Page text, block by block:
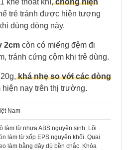
trẻ tránh được hiện tượng
dùng dòng này.
2cm còn có miếng đệm đi
tránh cứng cộm khi trẻ dùng.
khá nhẹ so với các dòng
hiện nay trên thị trường.
Nam
làm từ nhựa ABS nguyên sinh. Lõi
làm từ xốp EPS nguyên khối. Quai
làm bằng dây dù bền chắc. Khóa